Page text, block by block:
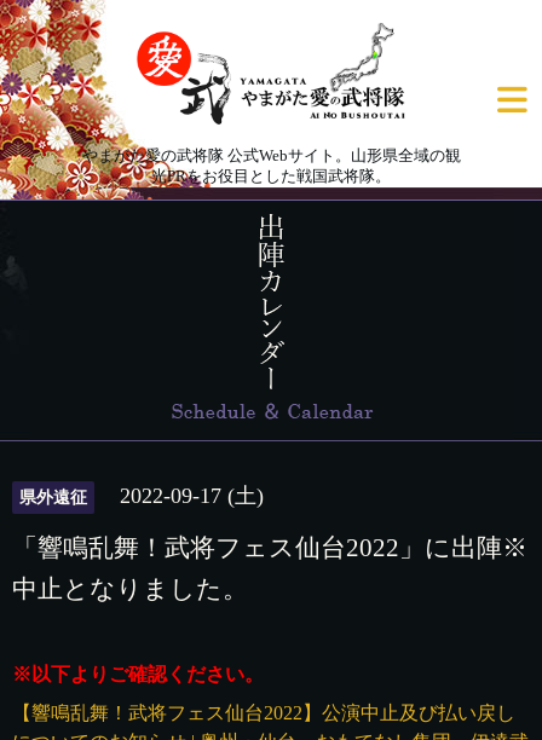
やまがた愛の武将隊 公式Webサイト。山形県全域の観
光PRをお役目とした戦国武将隊。
県外遠征 2022-09-17 (土)
「響鳴乱舞！武将フェス仙台2022」に出陣※
中止となりました。
※以下よりご確認ください。
【響鳴乱舞！武将フェス仙台2022】公演中止及び払い戻し